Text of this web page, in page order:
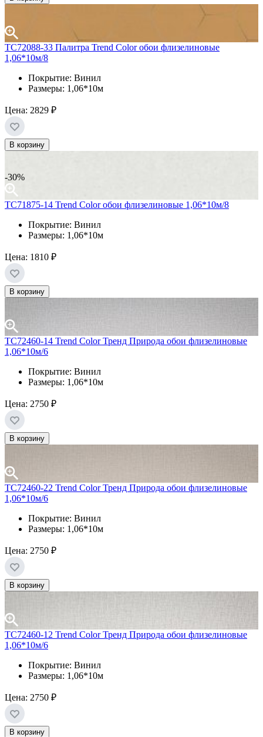
ТС72088-33 Палитра Trend Color обои флизелиновые
1,06*10м/8
Покрытие: Винил
Размеры: 1,06*10м
Цена: 2829 ₽
В корзину
-30%
ТС71875-14 Trend Color обои флизелиновые 1,06*10м/8
Покрытие: Винил
Размеры: 1,06*10м
Цена: 1810 ₽
В корзину
TC72460-14 Trend Color Тренд Природа обои флизелиновые
1,06*10м/6
Покрытие: Винил
Размеры: 1,06*10м
Цена: 2750 ₽
В корзину
TC72460-22 Trend Color Тренд Природа обои флизелиновые
1,06*10м/6
Покрытие: Винил
Размеры: 1,06*10м
Цена: 2750 ₽
В корзину
TC72460-12 Trend Color Тренд Природа обои флизелиновые
1,06*10м/6
Покрытие: Винил
Размеры: 1,06*10м
Цена: 2750 ₽
В корзину